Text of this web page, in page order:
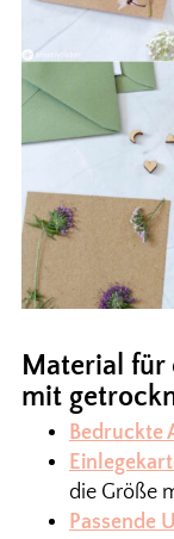
Material für
mit
Bedruckte
die Größe
Passende